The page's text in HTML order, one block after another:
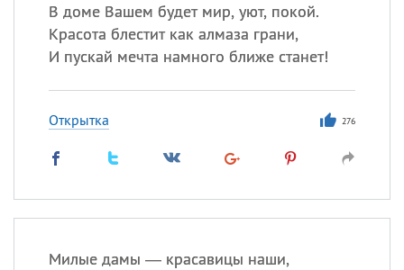
В доме Вашем будет мир, уют, покой.
Красота блестит как алмаза грани,
И пускай мечта намного ближе станет!
Открытка 276
Милые дамы — красавицы наши,